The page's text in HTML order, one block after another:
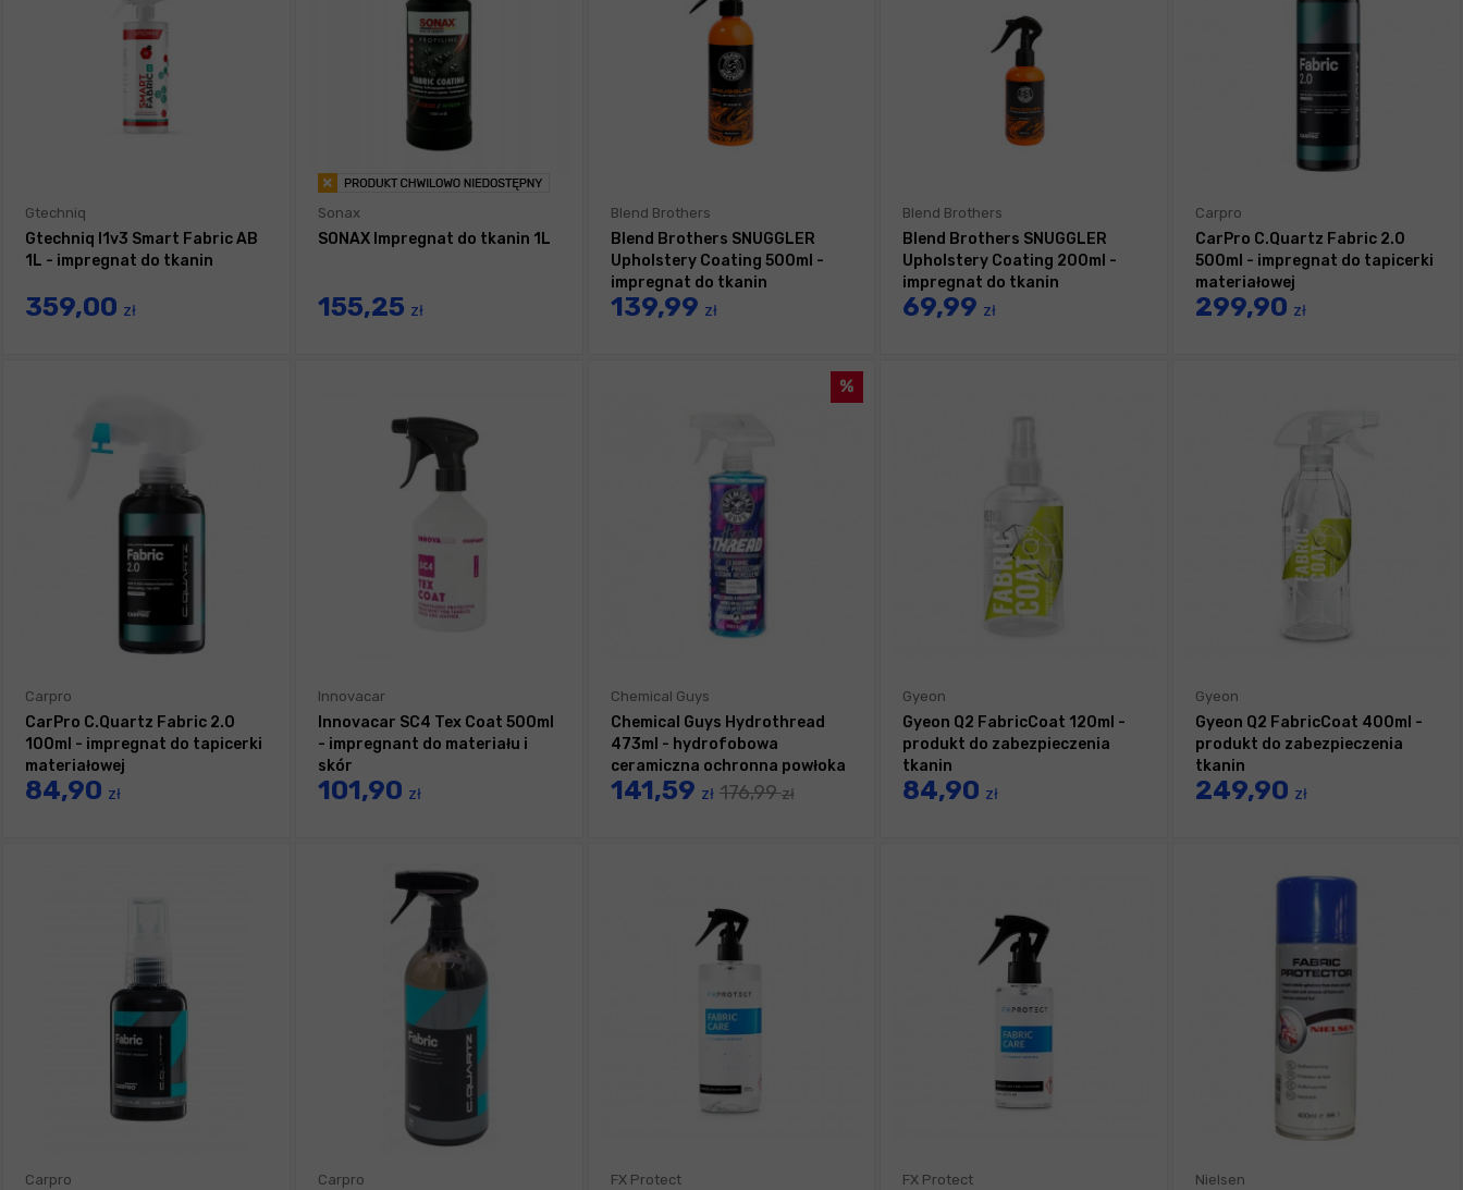
Gtechniq
Gtechniq I1v3 Smart Fabric AB
1L - impregnat do tkanin
359,00 zł
Sonax
SONAX Impregnat do tkanin 1L
155,25 zł
Blend Brothers
Blend Brothers SNUGGLER
Upholstery Coating 500ml -
impregnat do tkanin
139,99 zł
Blend Brothers
Blend Brothers SNUGGLER
Upholstery Coating 200ml -
impregnat do tkanin
69,99 zł
Carpro
CarPro C.Quartz Fabric 2.0
500ml - impregnat do tapicerki
materiałowej
299,90 zł
Carpro
CarPro C.Quartz Fabric 2.0
100ml - impregnat do tapicerki
materiałowej
84,90 zł
Innovacar
Innovacar SC4 Tex Coat 500ml
- impregnant do materiału i
skór
101,90 zł
Chemical Guys
Chemical Guys Hydrothread
473ml - hydrofobowa
ceramiczna ochronna powłoka
na tekstylia
141,59 zł 176,99zł
Gyeon
Gyeon Q2 FabricCoat 120ml -
produkt do zabezpieczenia
tkanin
84,90 zł
Gyeon
Gyeon Q2 FabricCoat 400ml -
produkt do zabezpieczenia
tkanin
249,90 zł
Carpro Carpro FX Protect FX Protect Nielsen